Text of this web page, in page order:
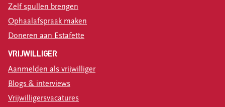
Zelf spullen brengen
Ophaalafspraak maken
Doneren aan Estafette
VRIJWILLIGER
Aanmelden als vrijwilliger
Blogs & interviews
Vrijwilligersvacatures